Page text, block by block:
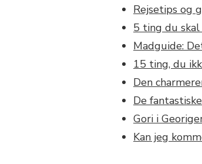
Rejsetips og
5 ting du
Madguide:
15 ting, du
Den
De
Gori i
Kan jeg